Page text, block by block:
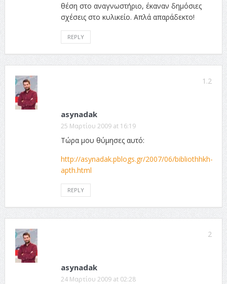
θέση στο αναγνωστήριο, έκαναν δημόσιες
σχέσεις στο κυλικείο. Απλά απαράδεκτο!
REPLY
1.2
asynadak
25 Μαρτίου 2009 at 16:19
Τώρα μου θύμησες αυτό:
http://asynadak.pblogs.gr/2007/06/bibliothhkh-
apth.html
REPLY
2
asynadak
24 Μαρτίου 2009 at 02:28